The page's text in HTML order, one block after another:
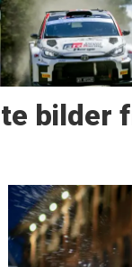
bilder